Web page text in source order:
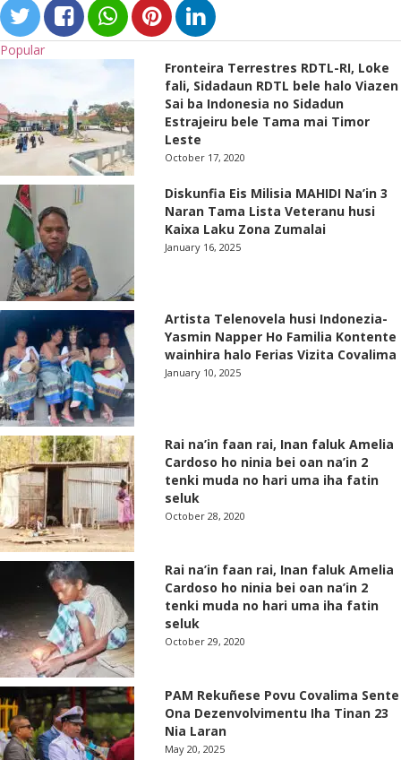
Popular
Fronteira Terrestres RDTL-RI, Loke
fali, Sidadaun RDTL bele halo Viazen
Sai ba Indonesia no Sidadun
Estrajeiru bele Tama mai Timor
Leste
October 17, 2020
Diskunfia Eis Milisia MAHIDI Na’in 3
Naran Tama Lista Veteranu husi
Kaixa Laku Zona Zumalai
January 16, 2025
Artista Telenovela husi Indonezia-
Yasmin Napper Ho Familia Kontente
wainhira halo Ferias Vizita Covalima
January 10, 2025
Rai na’in faan rai, Inan faluk Amelia
Cardoso ho ninia bei oan na’in 2
tenki muda no hari uma iha fatin
seluk
October 28, 2020
Rai na’in faan rai, Inan faluk Amelia
Cardoso ho ninia bei oan na’in 2
tenki muda no hari uma iha fatin
seluk
October 29, 2020
PAM Rekuñese Povu Covalima Sente
Ona Dezenvolvimentu Iha Tinan 23
Nia Laran
May 20, 2025